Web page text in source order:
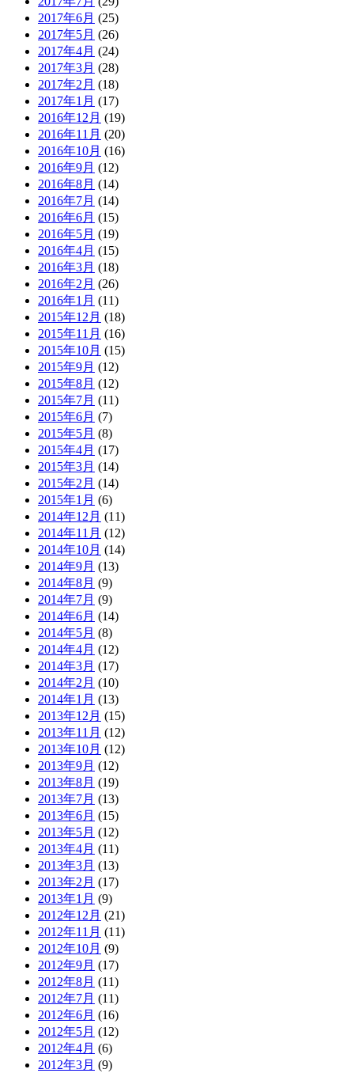
2017年6月 (25)
2017年5月 (26)
2017年4月 (24)
2017年3月 (28)
2017年2月 (18)
2017年1月 (17)
2016年12月 (19)
2016年11月 (20)
2016年10月 (16)
2016年9月 (12)
2016年8月 (14)
2016年7月 (14)
2016年6月 (15)
2016年5月 (19)
2016年4月 (15)
2016年3月 (18)
2016年2月 (26)
2016年1月 (11)
2015年12月 (18)
2015年11月 (16)
2015年10月 (15)
2015年9月 (12)
2015年8月 (12)
2015年7月 (11)
2015年6月 (7)
2015年5月 (8)
2015年4月 (17)
2015年3月 (14)
2015年2月 (14)
2015年1月 (6)
2014年12月 (11)
2014年11月 (12)
2014年10月 (14)
2014年9月 (13)
2014年8月 (9)
2014年7月 (9)
2014年6月 (14)
2014年5月 (8)
2014年4月 (12)
2014年3月 (17)
2014年2月 (10)
2014年1月 (13)
2013年12月 (15)
2013年11月 (12)
2013年10月 (12)
2013年9月 (12)
2013年8月 (19)
2013年7月 (13)
2013年6月 (15)
2013年5月 (12)
2013年4月 (11)
2013年3月 (13)
2013年2月 (17)
2013年1月 (9)
2012年12月 (21)
2012年11月 (11)
2012年10月 (9)
2012年9月 (17)
2012年8月 (11)
2012年7月 (11)
2012年6月 (16)
2012年5月 (12)
2012年4月 (6)
2012年3月 (9)